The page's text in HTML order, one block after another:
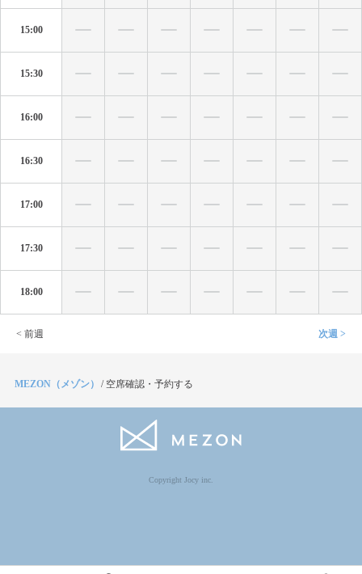
15:00
15:30
16:00
16:30
17:00
17:30
18:00
< 前週 次週 >
MEZON（メゾン） / 空席確認・予約する
Copyright Jocy inc.